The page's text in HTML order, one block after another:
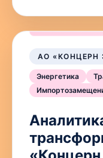
АО «КОНЦЕРН
Энергетика